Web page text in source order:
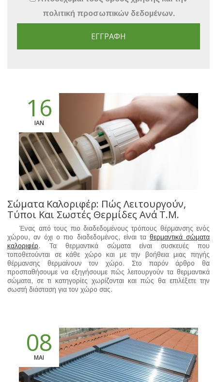
πολιτική προσωπικών δεδομένων.
ΕΓΓΡΑΦΉ
16
ΙΑΝ
Σώματα Καλοριφέρ: Πώς Λειτουργούν,
Τύποι Και Σωστές Θερμίδες Ανά Τ.μ.
Ένας από τους πιο διαδεδομένους τρόπους θέρμανσης ενός
χώρου, αν όχι ο πιο διαδεδομένος, είναι τα θερμαντικά σώματα
καλοριφέρ. Τα θερμαντικά σώματα είναι συσκευές που
τοποθετούνται σε κάθε χώρο και με την βοήθεια μιας πηγής
θέρμανσης θερμαίνουν τον χώρο. Στο παρόν άρθρο θα
προσπαθήσουμε να εξηγήσουμε πώς λειτουργούν τα θερμαντικά
σώματα, σε τι κατηγορίες χωρίζονται και πώς θα επιλέξετε την
σωστή διάσταση για τον χώρο σας.
08
ΜΑΙ